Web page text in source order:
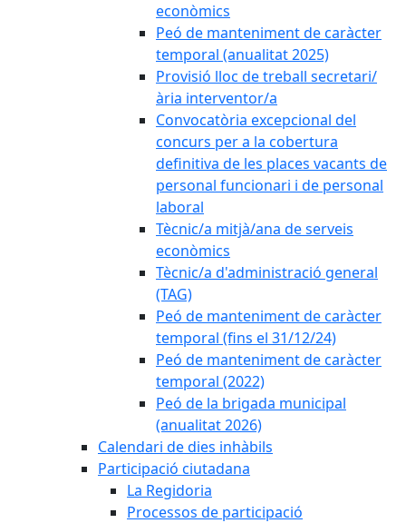
econòmics
Peó de manteniment de caràcter
temporal (anualitat 2025)
Provisió lloc de treball secretari/
ària interventor/a
Convocatòria excepcional del
concurs per a la cobertura
definitiva de les places vacants de
personal funcionari i de personal
laboral
Tècnic/a mitjà/ana de serveis
econòmics
Tècnic/a d'administració general
(TAG)
Peó de manteniment de caràcter
temporal (fins el 31/12/24)
Peó de manteniment de caràcter
temporal (2022)
Peó de la brigada municipal
(anualitat 2026)
Calendari de dies inhàbils
Participació ciutadana
La Regidoria
Processos de participació